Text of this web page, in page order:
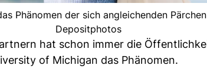
Phänomen der sich angleichenden
Depositphotos
hat schon immer die
of Michigan das Phänomen.